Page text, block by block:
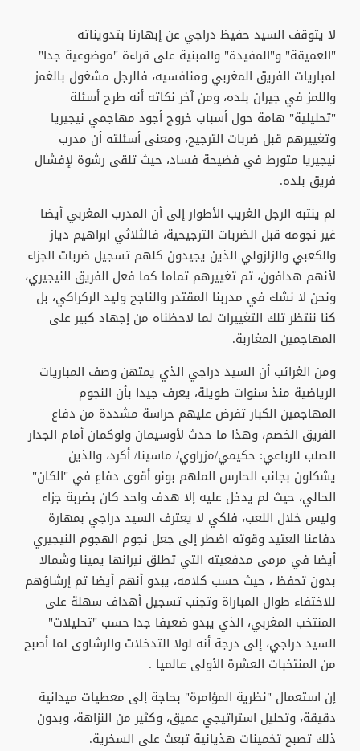
لا يتوقف السيد حفيظ دراجي عن إبهارنا بتدويناته
"العميقة" و"المفيدة" والمبنية على قراءة "موضوعية جدا"
لمباريات الفريق المغربي ومنافسيه، فالرجل مشغول بالغمز
واللمز في جيران بلده، ومن آخر نكاته أنه طرح أسئلة
"تحليلية" هامة حول أسباب خروج أجود مهاجمي نيجيريا
وتغييرهم قبل ضربات الترجيح، ومعنى أسئلته أن مدرب
نيجيريا متورط في فضيحة فساد، حيث تلقى رشوة لإفشال
فريق بلده.
لم ينتبه الرجل الغريب الأطوار إلى أن المدرب المغربي أيضا
غير نجومه قبل الضربات الترجيحية، فالثلاثي ابراهيم دياز
والكعبي والزلزولي الذين يجيدون كلهم تسجيل ضربات الجزاء
لأنهم هدافون، تم تغييرهم تماما كما فعل الفريق النيجيري،
ونحن لا نشك في مدربنا المقتدر والناجح وليد الركراكي، بل
كنا ننتظر تلك التغييرات لما لاحظناه من إجهاد كبير على
المهاجمين المغاربة.
ومن الغرائب أن السيد دراجي الذي يمتهن وصف المباريات
الرياضية منذ سنوات طويلة، يعرف جيدا بأن النجوم
المهاجمين الكبار تفرض عليهم حراسة مشددة من دفاع
الفريق الخصم، وهذا ما حدث لأوسيمان ولوكمان أمام الجدار
الصلب للرباعي: حكيمي/مزراوي/ ماسينا/ أكرد، والذين
يشكلون بجانب الحارس الملهم بونو أقوى دفاع في "الكان"
الحالي، حيث لم يدخل عليه إلا هدف واحد كان بضربة جزاء
وليس خلال اللعب، فلكي لا يعترف السيد دراجي بمهارة
دفاعنا العتيد وقوته اضطر إلى جعل نجوم الهجوم النيجيري
أيضا في مرمى مدفعيته التي تطلق نيرانها يمينا وشمالا
بدون تحفظ ، حيث حسب كلامه، يبدو أنهم أيضا تم إرشاؤهم
للاختفاء طوال المباراة وتجنب تسجيل أهداف سهلة على
المنتخب المغربي، الذي يبدو ضعيفا جدا حسب "تحليلات"
السيد دراجي، إلى درجة أنه لولا التدخلات والرشاوى لما أصبح
من المنتخبات العشرة الأولى عالميا .
إن استعمال "نظرية المؤامرة" بحاجة إلى معطيات ميدانية
دقيقة، وتحليل استراتيجي عميق، وكثير من النزاهة، وبدون
ذلك تصبح تخمينات هذيانية تبعث على السخرية.